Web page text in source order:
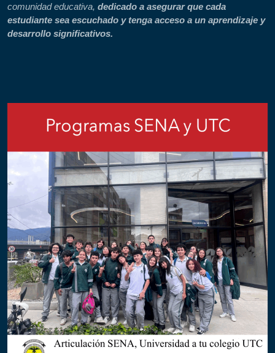
comunidad educativa, dedicado a asegurar que cada
estudiante sea escuchado y tenga acceso a un aprendizaje y
desarrollo significativos.